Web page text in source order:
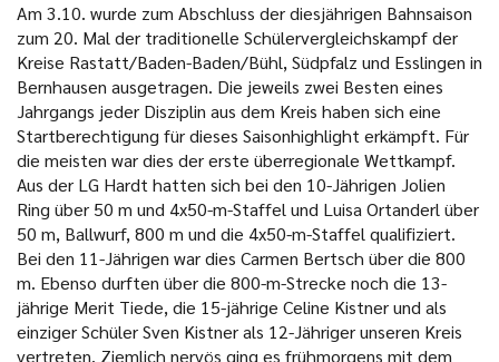
Am 3.10. wurde zum Abschluss der diesjährigen Bahnsaison
zum 20. Mal der traditionelle Schülervergleichskampf der
Kreise Rastatt/Baden-Baden/Bühl, Südpfalz und Esslingen in
Bernhausen ausgetragen. Die jeweils zwei Besten eines
Jahrgangs jeder Disziplin aus dem Kreis haben sich eine
Startberechtigung für dieses Saisonhighlight erkämpft. Für
die meisten war dies der erste überregionale Wettkampf.
Aus der LG Hardt hatten sich bei den 10-Jährigen Jolien
Ring über 50 m und 4x50-m-Staffel und Luisa Ortanderl über
50 m, Ballwurf, 800 m und die 4x50-m-Staffel qualifiziert.
Bei den 11-Jährigen war dies Carmen Bertsch über die 800
m. Ebenso durften über die 800-m-Strecke noch die 13-
jährige Merit Tiede, die 15-jährige Celine Kistner und als
einziger Schüler Sven Kistner als 12-Jähriger unseren Kreis
vertreten. Ziemlich nervös ging es frühmorgens mit dem